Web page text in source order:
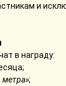
и
в награду:
метра»;